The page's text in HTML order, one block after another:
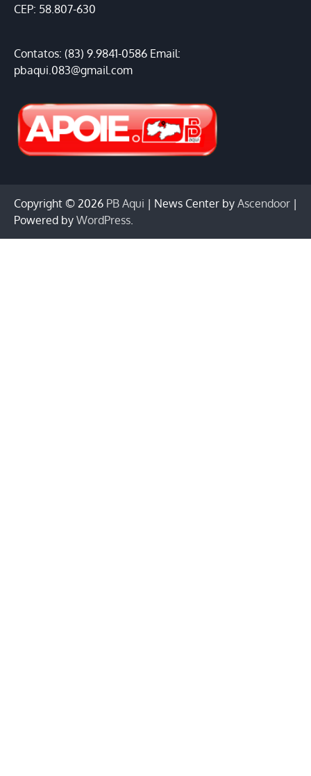
CEP: 58.807-630
Contatos: (83) 9.9841-0586 Email:
pbaqui.083@gmail.com
Copyright © 2026 PB Aqui | News Center by Ascendoor |
Powered by WordPress